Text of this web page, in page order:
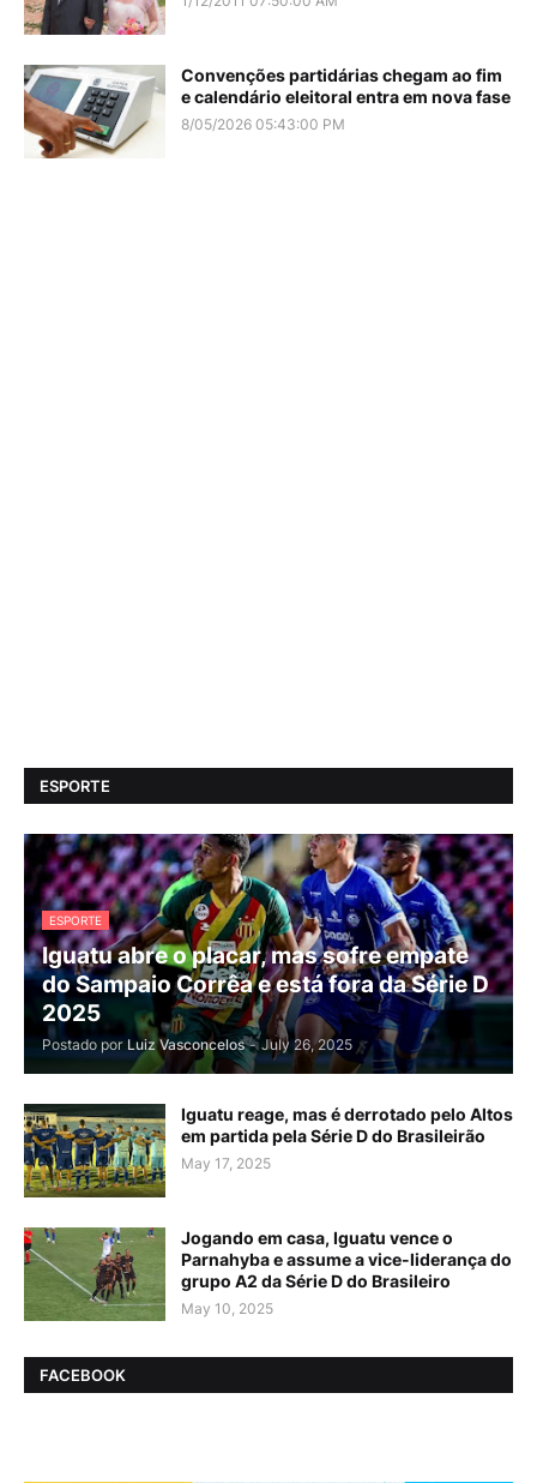
Convenções partidárias chegam ao fim
e calendário eleitoral entra em nova fase
8/05/2026 05:43:00 PM
ESPORTE
ESPORTE
Iguatu abre o placar, mas sofre empate
do Sampaio Corrêa e está fora da Série D
2025
Postado por Luiz Vasconcelos - July 26, 2025
Iguatu reage, mas é derrotado pelo Altos
em partida pela Série D do Brasileirão
May 17, 2025
Jogando em casa, Iguatu vence o
Parnahyba e assume a vice-liderança do
grupo A2 da Série D do Brasileiro
May 10, 2025
FACEBOOK